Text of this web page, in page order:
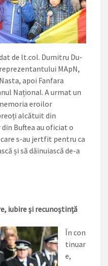
de lt.col. Dumitru Du­
MApN,
apoi Fanfa­ra
Național. A urmat un
eroilor
alcătuit din
Buftea au oficiat o
s-au jertfit pentru ca
și să dăinuiască de-a
iubire și recunoștință
În con
tinuar
e,